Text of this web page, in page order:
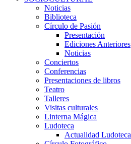
Noticias
Biblioteca
Círculo de Pasión
Presentación
Ediciones Anteriores
Noticias
Conciertos
Conferencias
Presentaciones de libros
Teatro
Talleres
Visitas culturales
Linterna Mágica
Ludoteca
Actualidad Ludoteca